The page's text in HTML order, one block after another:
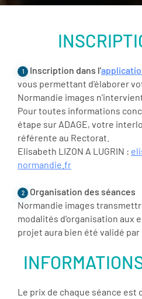
1 Inscription dans l'
vous permettant d'élaborer
Normandie images
Pour toutes informations
étape sur ADAGE, votre
référente au Rectorat.
Elisabeth LIZON A LUGRIN :
normandie.fr
2
Organisation des séances
Normandie images
modalités d'organisation aux
projet aura bien été validé par
Le prix de chaque séance est